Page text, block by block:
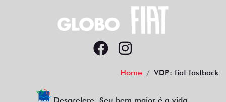
Home VDP: fiat fastback